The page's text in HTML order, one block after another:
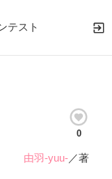
テスト
0
由羽-yuu-／著